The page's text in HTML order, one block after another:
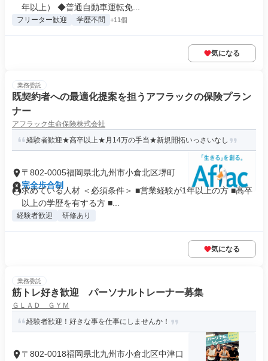
年以上） ◆普通自動車運転免...
フリーター歓迎 学歴不問 +11個
気になる
業務委託
既契約者への最適化提案を担うアフラックの保険プラン
ナー
アフラック生命保険株式会社
経験者歓迎★高卒以上★月14万の手当★新規開拓いっさいなし
〒802-0005福岡県北九州市小倉北区堺町
完全歩合制
求めている人材 ＜必須条件＞ ■営業経験が1年以上の方 ■高卒
以上の学歴を有する方 ■...
経験者歓迎 研修あり
気になる
業務委託
筋トレ好き歓迎 パーソナルトレーナー募集
ＧＬＡＤ ＧＹＭ
経験者歓迎！好きな事を仕事にしませんか！
〒802-0018福岡県北九州市小倉北区中津口